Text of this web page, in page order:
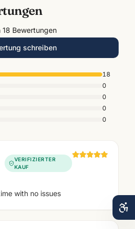
18 Bewertungen
schreiben
18
0
0
0
0
VERIFIZIERTER
KAUF
with no issues